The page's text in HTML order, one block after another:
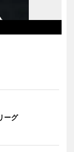
ーグ